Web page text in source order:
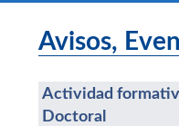
Avisos,
Actividad
Doctoral